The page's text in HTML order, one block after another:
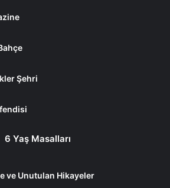
Şehri
6 Yaş Masalları
ve Unutulan Hikayeler